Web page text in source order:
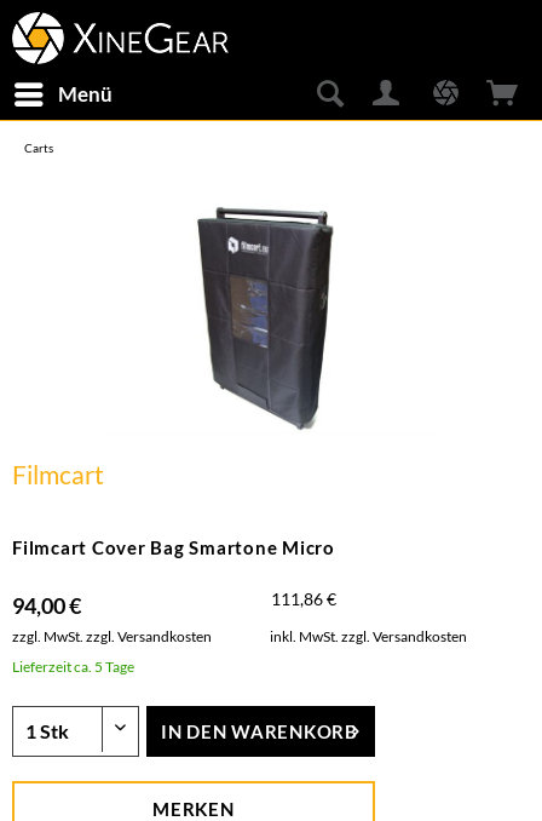
Menü
Carts
Filmcart
Filmcart Cover Bag Smartone Micro
94,00 € 111,86 €
zzgl. MwSt. zzgl. Versandkosten inkl. MwSt. zzgl. Versandkosten
Lieferzeit ca. 5 Tage
IN DEN WARENKORB
MERKEN